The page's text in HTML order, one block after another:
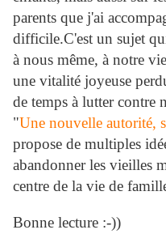
parents que j'ai
difficile.C'est un sujet
à nous même, à notre
une vitalité joyeuse
de temps à lutter contre
"Une nouvelle autorité,
propose de multiples
abandonner les vieilles
centre de la vie de
Bonne lecture :-))